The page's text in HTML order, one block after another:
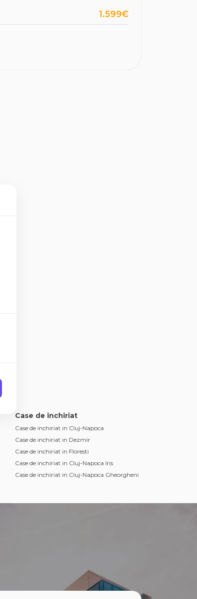
1.599€
Case de inchiriat
Case de inchiriat in Cluj-Napoca
Case de inchiriat in Dezmir
Case de inchiriat in Floresti
Case de inchiriat in Cluj-Napoca Iris
Case de inchiriat in Cluj-Napoca Gheorgheni